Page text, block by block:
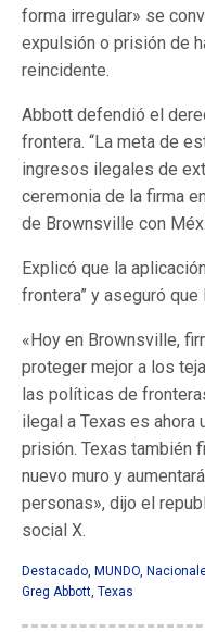
forma irregular» se
expulsión o prisión de
reincidente.
Abbott defendió el
frontera. “La meta de
ingresos ilegales de
ceremonia de la firma
de Brownsville con
Explicó que la
frontera” y aseguró
«Hoy en Brownsville,
proteger mejor a los
las políticas de
ilegal a Texas es ahora
prisión. Texas también
nuevo muro y
personas», dijo el
social X.
Destacado, MUNDO,
Greg Abbott, Texas